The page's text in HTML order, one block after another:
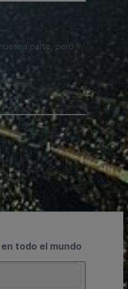
parte, pero
todo el mundo